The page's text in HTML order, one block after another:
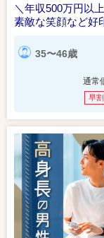
＼年収500万円以
素敵な笑顔など好
35〜46歳
通常
早割